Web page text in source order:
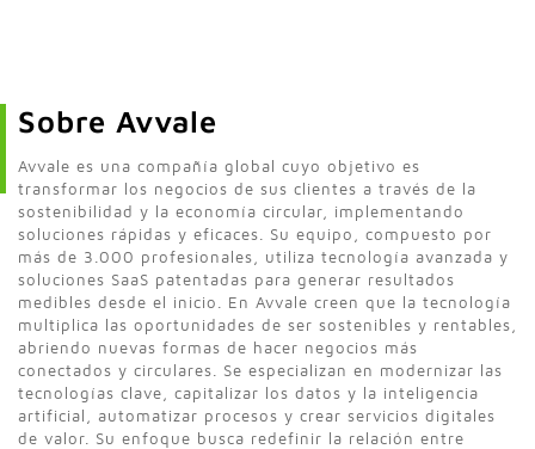
Sobre Avvale
Avvale es una compañía global cuyo objetivo es
transformar los negocios de sus clientes a través de la
sostenibilidad y la economía circular, implementando
soluciones rápidas y eficaces. Su equipo, compuesto por
más de 3.000 profesionales, utiliza tecnología avanzada y
soluciones SaaS patentadas para generar resultados
medibles desde el inicio. En Avvale creen que la tecnología
multiplica las oportunidades de ser sostenibles y rentables,
abriendo nuevas formas de hacer negocios más
conectados y circulares. Se especializan en modernizar las
tecnologías clave, capitalizar los datos y la inteligencia
artificial, automatizar procesos y crear servicios digitales
de valor. Su enfoque busca redefinir la relación entre